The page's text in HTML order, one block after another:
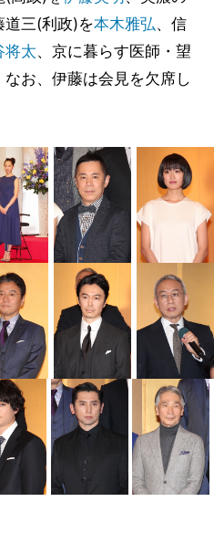
道三(利政)を本木雅弘、信
将太、京に暮らす医師・望
お、伊藤は会見を欠席し